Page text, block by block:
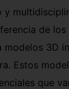
y
de
3D
Estos
que